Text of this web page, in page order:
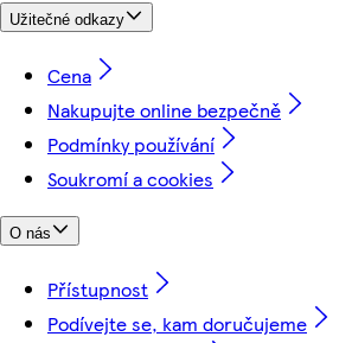
Užitečné odkazy
Cena
Nakupujte online bezpečně
Podmínky používání
Soukromí a cookies
O nás
Přístupnost
Podívejte se, kam doručujeme